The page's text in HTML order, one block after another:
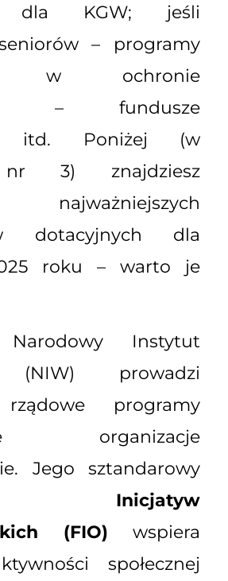
dla KGW; jeśli
– programy
w ochronie
– fundusze
itd. Poniżej (w
3) znajdziesz
najważniejszych
dotacyjnych dla
roku – warto je
Instytut
(NIW) prowadzi
programy
organizacje
Jego sztandarowy
Inicjatyw
(FIO) wspiera
społecznej